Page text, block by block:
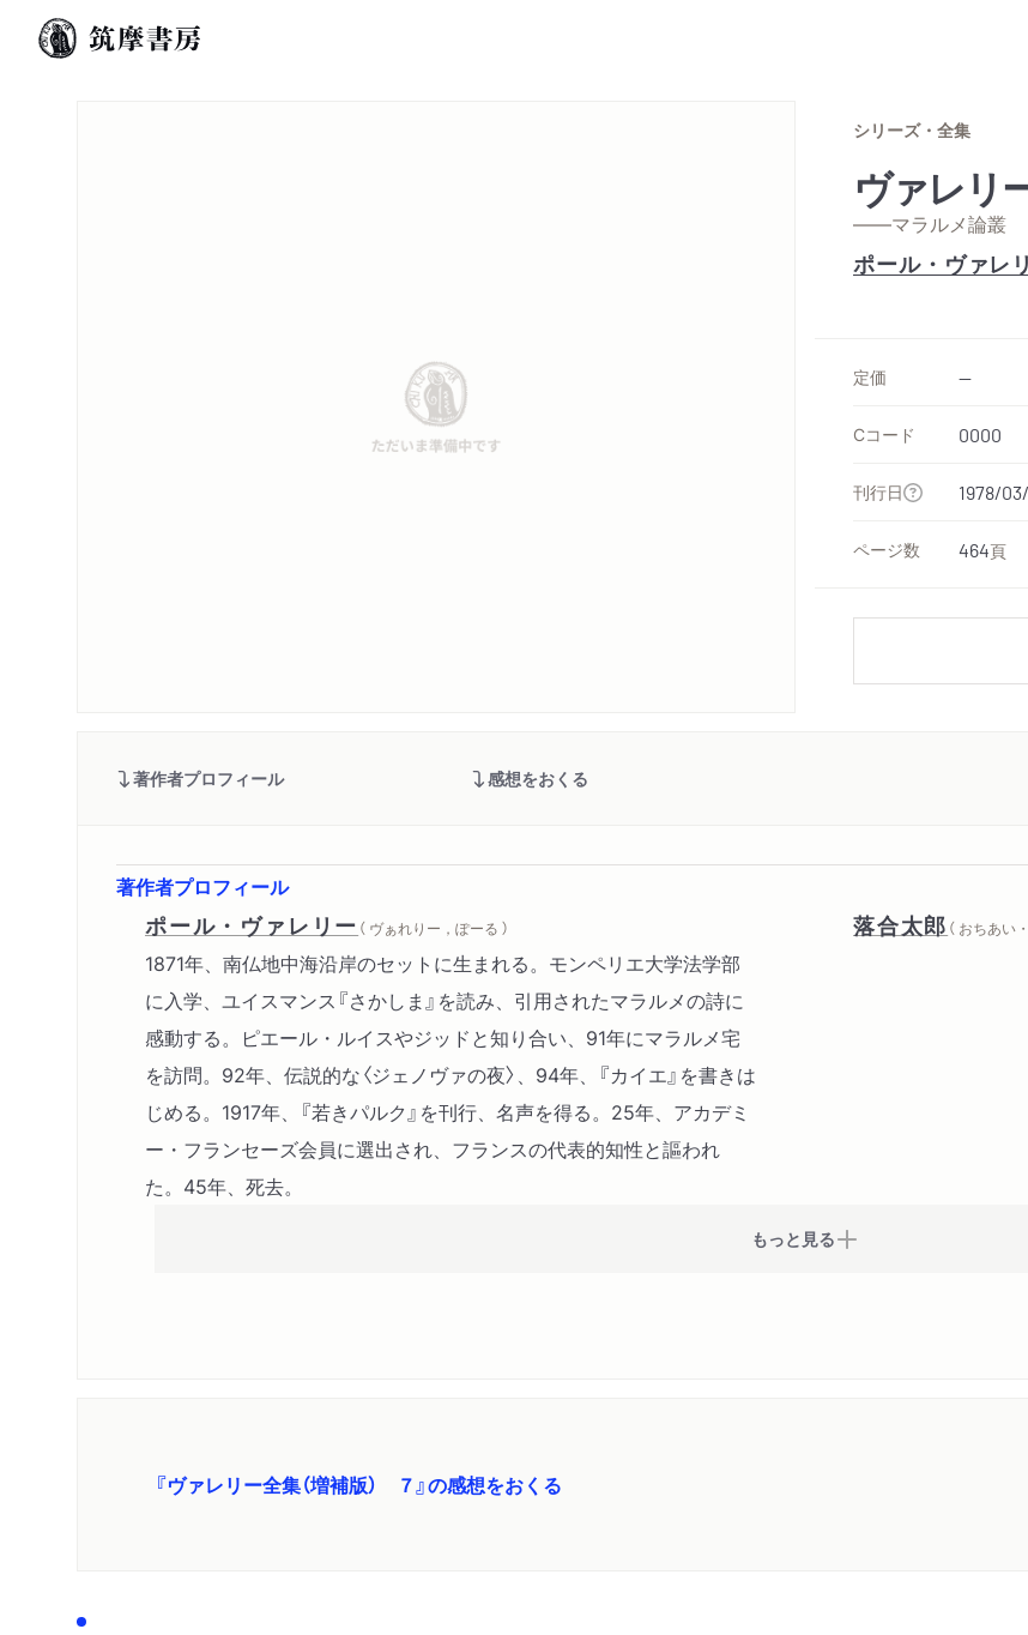
シリーズ・全集
ヴァレリ
——マラルメ論叢
ポール・ヴァレ
定価 --
Cコード 0000
刊行日 1978/
ページ数 464頁
著作者プロフィール 感想をおくる
著作者プロフィール
ポール・ヴァレリー （ ヴぁれりー，ぽーる ）
1871年、南仏地中海沿岸のセットに生まれる。モンペリエ大学法学部
に入学、ユイスマンス『さかしま』を読み、引用されたマラルメの詩に
感動する。ピエール・ルイスやジッドと知り合い、91年にマラルメ宅
を訪問。92年、伝説的な〈ジェノヴァの夜〉、94年、『カイエ』を書きは
じめる。1917年、『若きパルク』を刊行、名声を得る。25年、アカデミ
ー・フランセーズ会員に選出され、フランスの代表的知性と謳われ
た。45年、死去。
落合太郎 （ おちあい
もっと見る
『ヴァレリー全集（増補版） ７』の感想をおくる